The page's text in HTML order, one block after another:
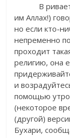
В
им Аллах!)
но если кто-
непременно
проходит
религию, она
и
помощью
(некоторое
(другой)
Бухари,